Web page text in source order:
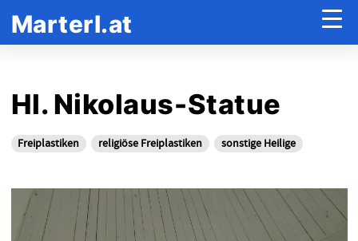
Marterl.at
Hl. Nikolaus-Statue
Freiplastiken religiöse Freiplastiken sonstige Heilige